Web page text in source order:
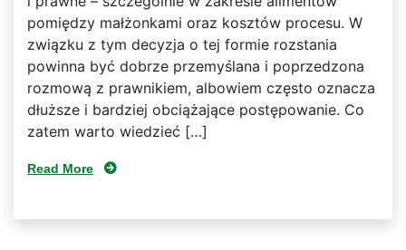
pomiędzy małżonkami oraz kosztów procesu. W
związku z tym decyzja o tej formie rozstania
powinna być dobrze przemyślana i poprzedzona
rozmową z prawnikiem, albowiem często oznacza
dłuższe i bardziej obciążające postępowanie. Co
zatem warto wiedzieć […]
Read More